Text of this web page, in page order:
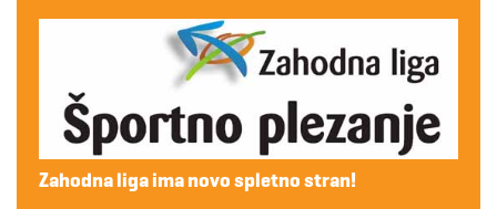
Zahodna liga ima novo spletno stran!